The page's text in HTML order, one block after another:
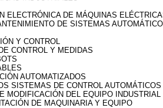
ELECTRÓNICA DE MÁQUINAS
DE SISTEMAS
Y CONTROL
CONTROL Y MEDIDAS
AUTOMATIZADOS
SISTEMAS DE CONTROL AUTOMÁTICOS
MODIFICACIÓN DEL EQUIPO INDUSTRIAL
DE MAQUINARIA Y EQUIPO